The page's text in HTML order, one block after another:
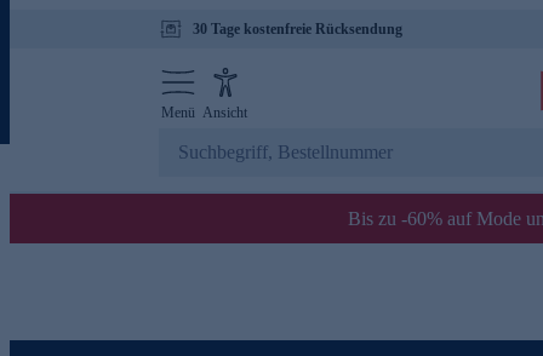
30 Tage kostenfreie Rücksendung
Menü Ansicht
Bis zu -60% auf Mode